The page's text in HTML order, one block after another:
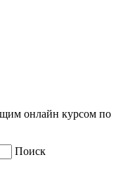
онлайн курсом по
Поиск